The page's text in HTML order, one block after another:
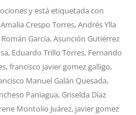
y está etiquetada con
Amalia Crespo Torres,Andrés Ylla
García,Asunción Gutiérrez
, Eduardo Trillo Torres, Fernando
,francisco javier gomez galligo,
Manuel Galán Quesada,
Paniagua,Griselda Díaz
Montolio Juárez, javier gomez